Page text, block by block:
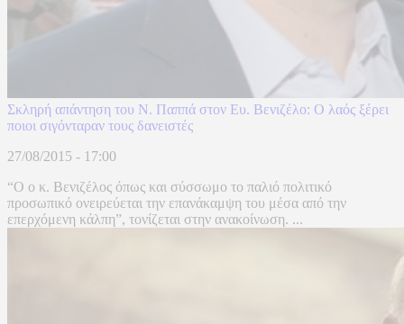
Σκληρή απάντηση του Ν. Παππά στον Ευ. Βενιζέλο: Ο λαός ξέρει
ποιοι σιγόνταραν τους δανειστές
27/08/2015 - 17:00
“Ο ο κ. Βενιζέλος όπως και σύσσωμο το παλιό πολιτικό
προσωπικό ονειρεύεται την επανάκαμψη του μέσα από την
επερχόμενη κάλπη”, τονίζεται στην ανακοίνωση. ...